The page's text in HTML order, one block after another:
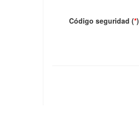
Código seguridad (*)